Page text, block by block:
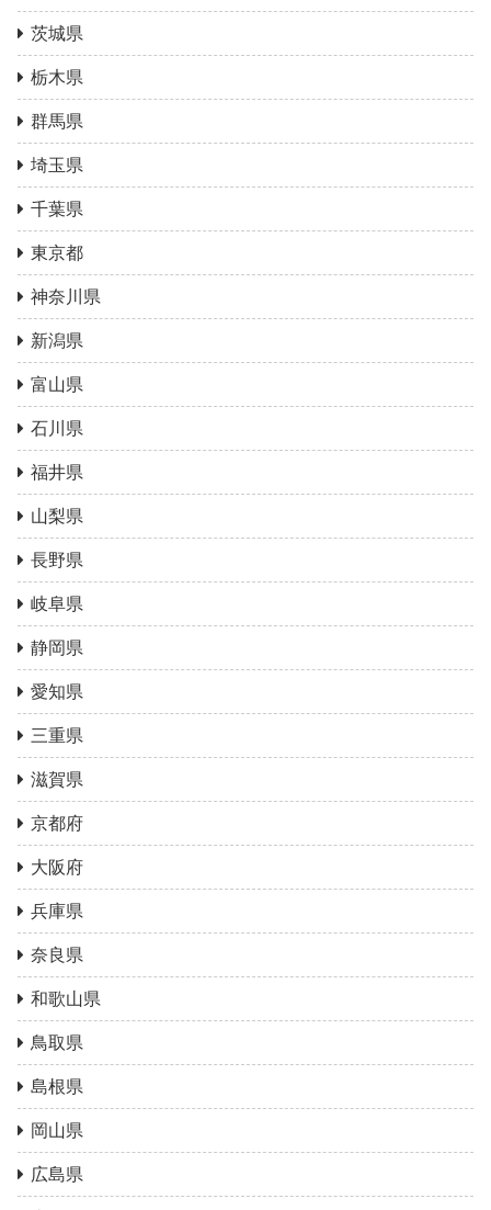
茨城県
栃木県
群馬県
埼玉県
千葉県
東京都
神奈川県
新潟県
富山県
石川県
福井県
山梨県
長野県
岐阜県
静岡県
愛知県
三重県
滋賀県
京都府
大阪府
兵庫県
奈良県
和歌山県
鳥取県
島根県
岡山県
広島県